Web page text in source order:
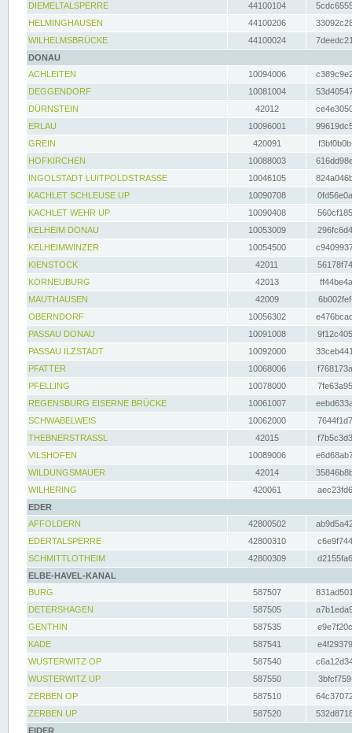
DIEMELTALSPERRE
44100104
HELMINGHAUSEN
44100206
WILHELMSBRÜCKE
44100024
DONAU
ACHLEITEN
10094006
DEGGENDORF
10081004
DÜRNSTEIN
42012
ERLAU
10096001
GREIN
420091
HOFKIRCHEN
10088003
INGOLSTADT LUITPOLDSTRASSE
10046105
KACHLET SCHLEUSE UP
10090708
KACHLET WEHR UP
10090408
KELHEIM DONAU
10053009
KELHEIMWINZER
10054500
KIENSTOCK
42011
KORNEUBURG
42013
MAUTHAUSEN
42009
OBERNDORF
10056302
PASSAU DONAU
10091008
PASSAU ILZSTADT
10092000
PFATTER
10068006
PFELLING
10078000
REGENSBURG EISERNE BRÜCKE
10061007
SCHWABELWEIS
10062000
THEBNERSTRASSL
42015
VILSHOFEN
10089006
WILDUNGSMAUER
42014
WILHERING
420061
EDER
AFFOLDERN
42800502
EDERTALSPERRE
42800310
SCHMITTLOTHEIM
42800309
ELBE-HAVEL-KANAL
BURG
587507
DETERSHAGEN
587505
GENTHIN
587535
KADE
587541
WUSTERWITZ OP
587540
WUSTERWITZ UP
587550
ZERBEN OP
587510
ZERBEN UP
587520
EIDER